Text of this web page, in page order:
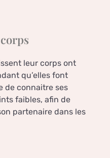
leur corps ont
qu’elles font
de connaitre ses
faibles, afin de
partenaire dans les